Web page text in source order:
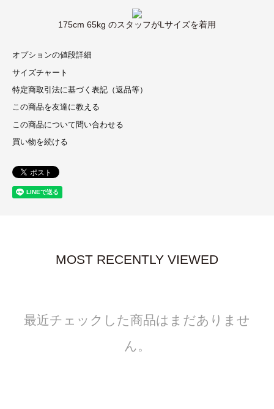
175cm 65kg のスタッフがLサイズを着用
オプションの値段詳細
サイズチャート
特定商取引法に基づく表記（返品等）
この商品を友達に教える
この商品について問い合わせる
買い物を続ける
MOST RECENTLY VIEWED
最近チェックした商品はまだありませ
ん。